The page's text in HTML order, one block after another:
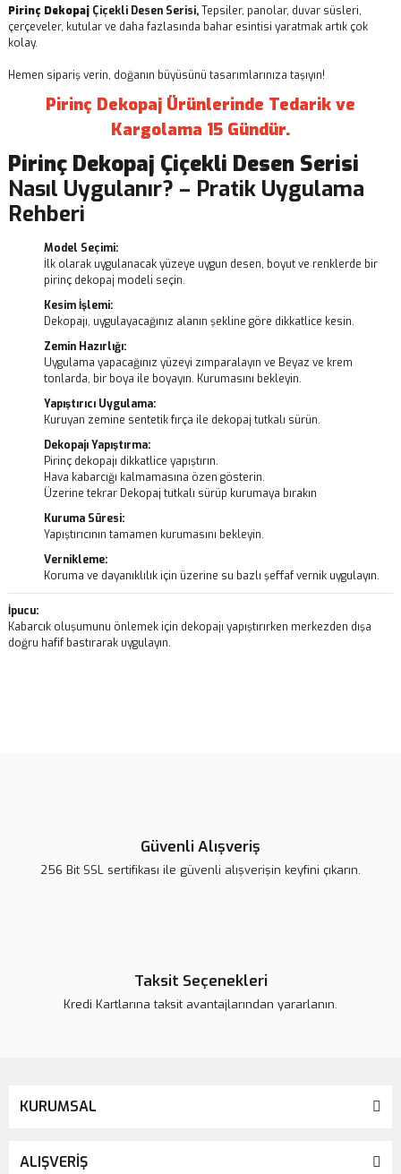
Pirinç Dekopaj Çiçekli Desen Serisi,Tepsiler, panolar, duvar süsleri,
çerçeveler, kutular ve daha fazlasında bahar esintisi yaratmak artık çok
kolay.
Hemen sipariş verin, doğanın büyüsünü tasarımlarınıza taşıyın!
Pirinç Dekopaj Ürünlerinde Tedarik ve
Kargolama 15 Gündür.
Pirinç Dekopaj Çiçekli Desen Serisi
Nasıl Uygulanır? – Pratik Uygulama
Rehberi
Model Seçimi:
İlk olarak uygulanacak yüzeye uygun desen, boyut ve renklerde bir
pirinç dekopaj modeli seçin.
Kesim İşlemi:
Dekopajı, uygulayacağınız alanın şekline göre dikkatlice kesin.
Zemin Hazırlığı:
Uygulama yapacağınız yüzeyi zımparalayın ve Beyaz ve krem
tonlarda, bir boya ile boyayın. Kurumasını bekleyin.
Yapıştırıcı Uygulama:
Kuruyan zemine sentetik fırça ile dekopaj tutkalı sürün.
Dekopajı Yapıştırma:
Pirinç dekopajı dikkatlice yapıştırın.
Hava kabarcığı kalmamasına özen gösterin.
Üzerine tekrar Dekopaj tutkalı sürüp kurumaya bırakın
Kuruma Süresi:
Yapıştırıcının tamamen kurumasını bekleyin.
Vernikleme:
Koruma ve dayanıklılık için üzerine su bazlı şeffaf vernik uygulayın.
İpucu:
Kabarcık oluşumunu önlemek için dekopajı yapıştırırken merkezden dışa
doğru hafif bastırarak uygulayın.
Güvenli Alışveriş
256 Bit SSL sertifikası ile güvenli alışverişin keyfini çıkarın.
Taksit Seçenekleri
Kredi Kartlarına taksit avantajlarından yararlanın.
KURUMSAL
ALIŞVERİŞ